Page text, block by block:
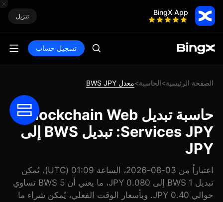
BingX App تنزيل
تسجيل حساب
الصفحة الرئيسية>الحاسبة>معدل BWS JPY
حاسبة تبديل Blockchain Web
Services JPY: تبديل BWS إلى
JPY
اعتباراً من 03-08-2026، الساعة 01:09 (UTC)، يُمكن
تبديل 1 BWS إلى 0.080 JPY، ما يعني أن 5 BWS تساوي
حوالي 0.40 JPY. وبأسعار الوقت الفعلي، يُمكن شراء ما